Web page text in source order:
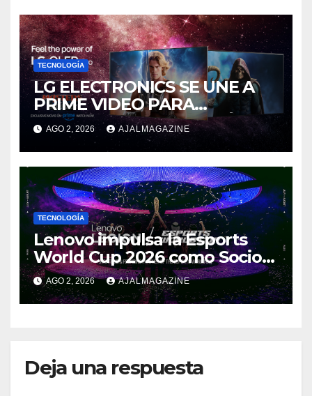
TECNOLOGÍA
LG ELECTRONICS SE UNE A
PRIME VIDEO PARA
IMPULSAR EN CASA EL ÉPICO
ESTRENO DE MASTERS OF
THE UNIVERSE
AGO 2, 2026 AJALMAGAZINE
TECNOLOGÍA
Lenovo impulsa la Esports
World Cup 2026 como Socio
Fundador
AGO 2, 2026 AJALMAGAZINE
Deja una respuesta